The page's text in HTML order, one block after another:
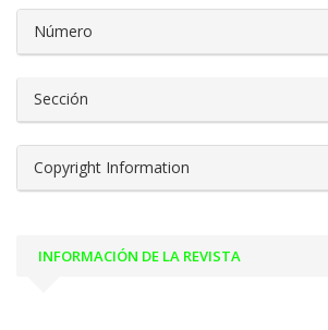
Número
Sección
Copyright Information
INFORMACIÓN DE LA REVISTA